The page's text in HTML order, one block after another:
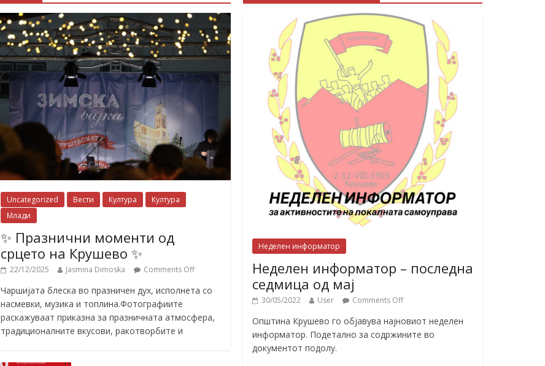
Uncategorized Вести Култура
Култура
Млади
✨ Празнични моменти од
срцето на Крушево ✨
22/12/2025 Jasmina Dimoska Comments Off
Чаршијата блеска во празничен дух, исполнета со
насмевки, музика и топлина.Фотографиите
раскажуваат приказна за празничната атмосфера,
традиционалните вкусови, ракотворбите и
Неделен информатор
Неделен информатор – последна
седмица од мај
30/05/2022 User Comments Off
Општина Крушево го објавува најновиот неделен
информатор. Подетално за содржините во
документот подолу.